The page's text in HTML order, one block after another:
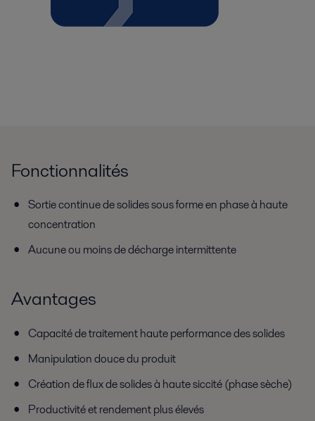
Fonctionnalités
Sortie continue de solides sous forme en phase à haute
concentration
Aucune ou moins de décharge intermittente
Avantages
Capacité de traitement haute performance des solides
Manipulation douce du produit
Création de flux de solides à haute siccité (phase sèche)
Productivité et rendement plus élevés